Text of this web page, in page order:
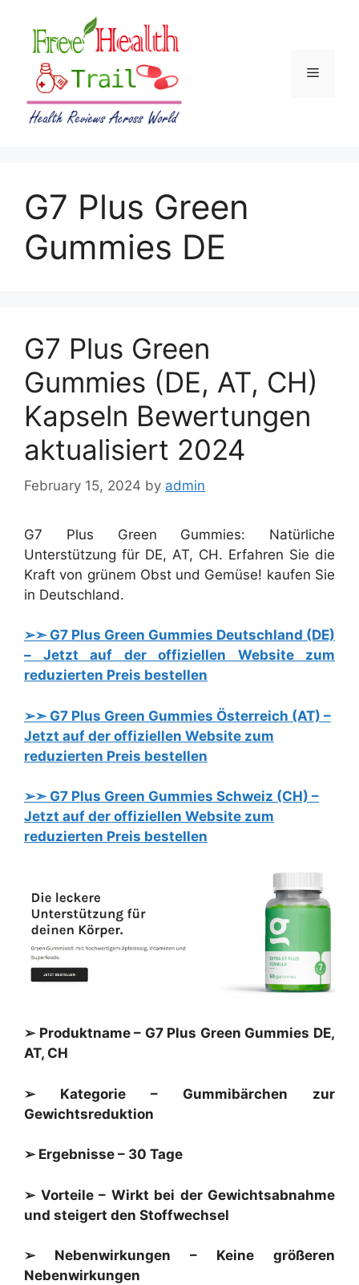
content
Menu
G7 Plus Green
Gummies DE
G7 Plus Green
Gummies (DE, AT, CH)
Kapseln Bewertungen
aktualisiert 2024
February 15, 2024 by admin
G7 Plus Green Gummies: Natürliche
Unterstützung für DE, AT, CH. Erfahren Sie die
Kraft von grünem Obst und Gemüse! kaufen Sie
in Deutschland.
➢➣ G7 Plus Green Gummies Deutschland (DE)
– Jetzt auf der offiziellen Website zum
reduzierten Preis bestellen
➢➣ G7 Plus Green Gummies Österreich (AT) –
Jetzt auf der offiziellen Website zum
reduzierten Preis bestellen
➢➣ G7 Plus Green Gummies Schweiz (CH) –
Jetzt auf der offiziellen Website zum
reduzierten Preis bestellen
➢ Produktname – G7 Plus Green Gummies DE,
AT, CH
➢ Kategorie – Gummibärchen zur
Gewichtsreduktion
➢ Ergebnisse – 30 Tage
➢ Vorteile – Wirkt bei der Gewichtsabnahme
und steigert den Stoffwechsel
➢ Nebenwirkungen – Keine größeren
Nebenwirkungen